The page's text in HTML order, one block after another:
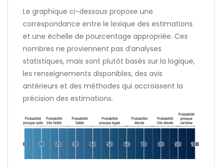
Le graphique ci-dessous propose une
correspondance entre le lexique des estimations
et une échelle de pourcentage appropriée. Ces
nombres ne proviennent pas d’analyses
statistiques, mais sont plutôt basés sur la logique,
les renseignements disponibles, des avis
antérieurs et des méthodes qui accroissent la
précision des estimations.